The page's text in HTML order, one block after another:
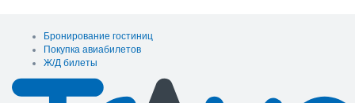
Бронирование гостиниц
Покупка авиабилетов
Ж/Д билеты